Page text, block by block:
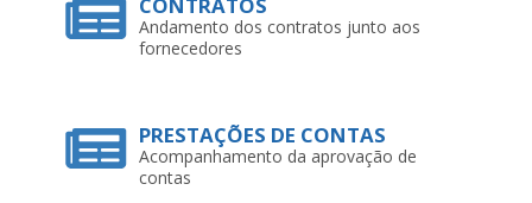
Andamento dos contratos junto aos
fornecedores
PRESTAÇÕES DE CONTAS
Acompanhamento da aprovação de
contas